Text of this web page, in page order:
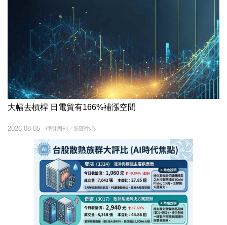
大幅去槓桿 日電貿有166%補漲空間
理財周刊／新聞中心
2026-08-05